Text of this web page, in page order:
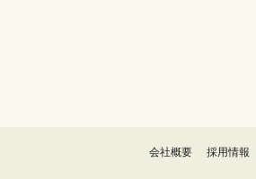
会社概要 採用情報